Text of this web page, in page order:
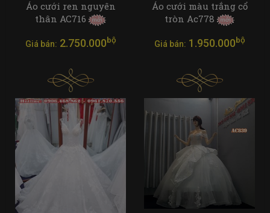
Áo cưới ren nguyên
thân AC716
Giá bán: 2.750.000bộ
Áo cưới màu trắng cổ
tròn Ac778
Giá bán: 1.950.000bộ